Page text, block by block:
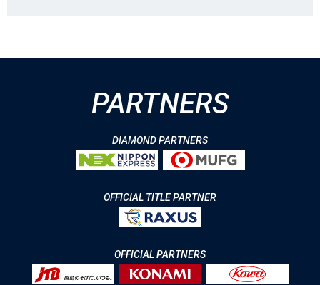
PARTNERS
DIAMOND PARTNERS
OFFICIAL TITLE PARTNER
OFFICIAL PARTNERS